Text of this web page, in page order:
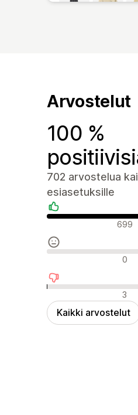
Arvostelut
100 %
702 arvostelua
esiasetuksille
Positiiviset arvostelut
699
Neutraalit arvostelut
0
Negatiiviset 3
Kaikki arvostelut